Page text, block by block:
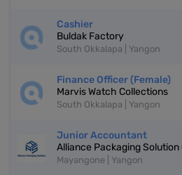
Cashier
Buldak Factory
South Okkalapa | Yangon
Finance Officer (Female)
Marvis Watch Collections
South Okkalapa | Yangon
Junior Accountant
Alliance Packaging Solution
Mayangone | Yangon